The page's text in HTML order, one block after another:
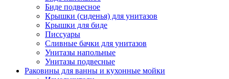
Биде подвесное
Крышки (сиденья) для унитазов
Крышки для биде
Писсуары
Сливные бачки для унитазов
Унитазы напольные
Унитазы подвесные
Раковины для ванны и кухонные мойки